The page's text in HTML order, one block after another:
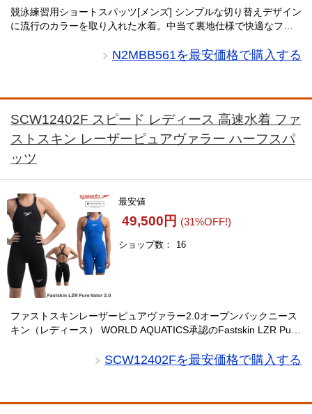
競泳練習用ショートスパッツ[メンズ] シンプルな切り替えデザイン
に流行のカラーを取り入れた水着。中当て裏地仕様で快適なフィ
塩素に強い素材を使用し、U-Fitを・・・N2MBB561を最安価格で購入する
SCW12402F スピード レディース 高速水着 ファ
ストスキン レーザーピュアヴァラー ハーフスパ
ッツ
最安値
49,500円 (31%OFF!)
ショップ数 16
ファストスキンレーザーピュアヴァラー2.0オープンバックニース
キン（レディース） WORLD AQUATICS承認のFastskin LZR Pure
SCW12402Fを最安価格で購入する